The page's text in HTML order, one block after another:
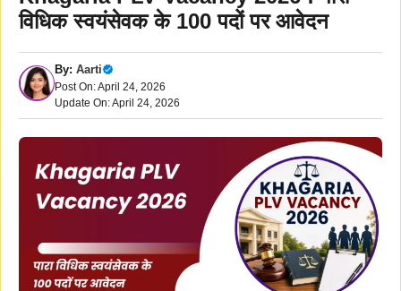
विधिक स्वयंसेवक के 100 पदों पर आवेदन
By: Aarti
Post On: April 24, 2026
Update On: April 24, 2026